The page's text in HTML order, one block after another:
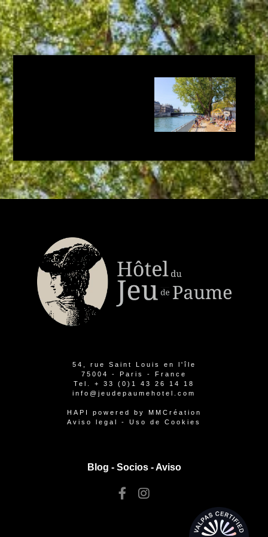
54, rue Saint Louis en l'île
75004 - Paris - France
Tel. + 33 (0)1 43 26 14 18
info@jeudepaumehotel.com
HAPI powered by MMCréation
Aviso legal
- Uso de Cookies
Blog - Socios-Aviso